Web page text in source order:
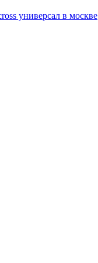
универсал в москве